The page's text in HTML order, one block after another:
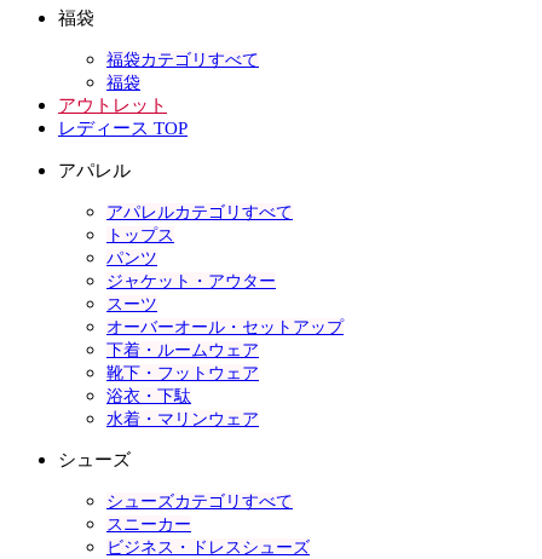
福袋
福袋カテゴリすべて
福袋
アウトレット
レディース TOP
アパレル
アパレルカテゴリすべて
トップス
パンツ
ジャケット・アウター
スーツ
オーバーオール・セットアップ
下着・ルームウェア
靴下・フットウェア
浴衣・下駄
水着・マリンウェア
シューズ
シューズカテゴリすべて
スニーカー
ビジネス・ドレスシューズ